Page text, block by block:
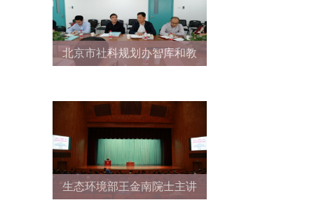
北京市社科规划办智库和教
收中国化马克思主义发展研
究基地
生态环境部王金南院士主讲